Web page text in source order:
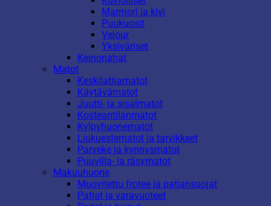
Marmori ja kivi
Puukuosit
Velour
Yksiväriset
Keinonahat
Matot
Keskilattiamatot
Käytävämatot
Juutti- ja sisalmatot
Kosteantilanmatot
Kylpyhuonematot
Liukuestematot ja tarvikkeet
Parveke ja kynnysmatot
Puuvilla- ja räsymatot
Makuuhuone
Muovitettu frotee ja patjansuojat
Patjat ja varavuoteet